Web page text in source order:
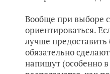
Вообще при выборе
ориентироваться.
лучше
обязательно
напишут (особенно